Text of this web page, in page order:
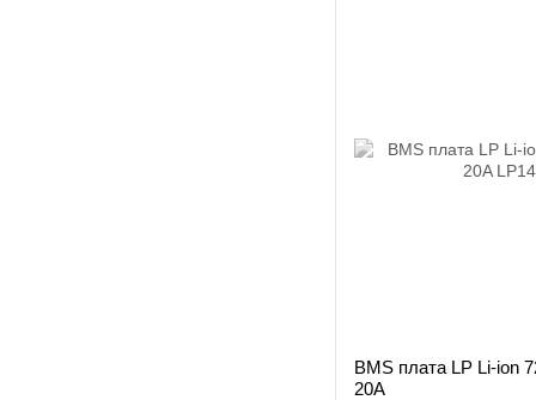
BMS плата LP Li-ion
20A